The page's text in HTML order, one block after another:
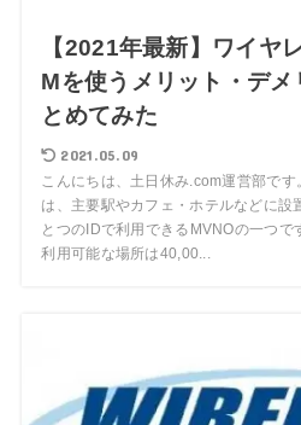
【2021年最新】ワイヤ
Mを使うメリット・デメ
とめてみた
2021.05.09
こんにちは、土日休み.com運営部です
は、主要駅やカフェ・ホテルなどに設
とつのIDで利用できるMVNOの一つ
利用可能な場所は40,00...